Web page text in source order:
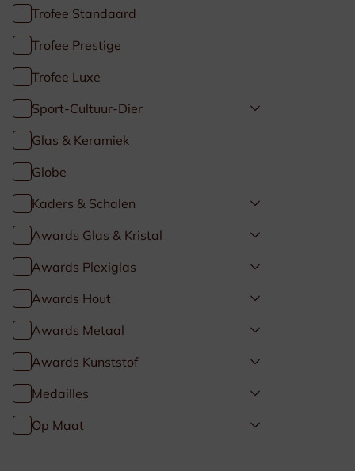
Trofee Standaard
Trofee Prestige
Trofee Luxe
Sport-Cultuur-Dier
Glas & Keramiek
Globe
Kaders & Schalen
Awards Glas & Kristal
Awards Plexiglas
Awards Hout
Awards Metaal
Awards Kunststof
Medailles
Op Maat